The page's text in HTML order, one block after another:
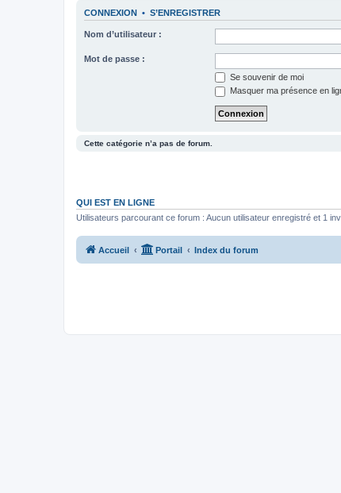
CONNEXION • S’ENREGISTRER
Nom d’utilisateur :
Mot de passe :
Se souvenir de moi
Masquer ma présence en
Cette catégorie n’a pas de forum.
QUI EST EN LIGNE
Utilisateurs parcourant ce forum : Aucun utilisateur enregistré et 1
Accueil Portail Index du forum